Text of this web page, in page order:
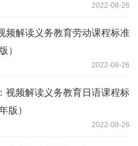
2022-08-26
频解读义务教育劳动课程标准
）
2022-08-26
视频解读义务教育日语课程标
版）
2022-08-26